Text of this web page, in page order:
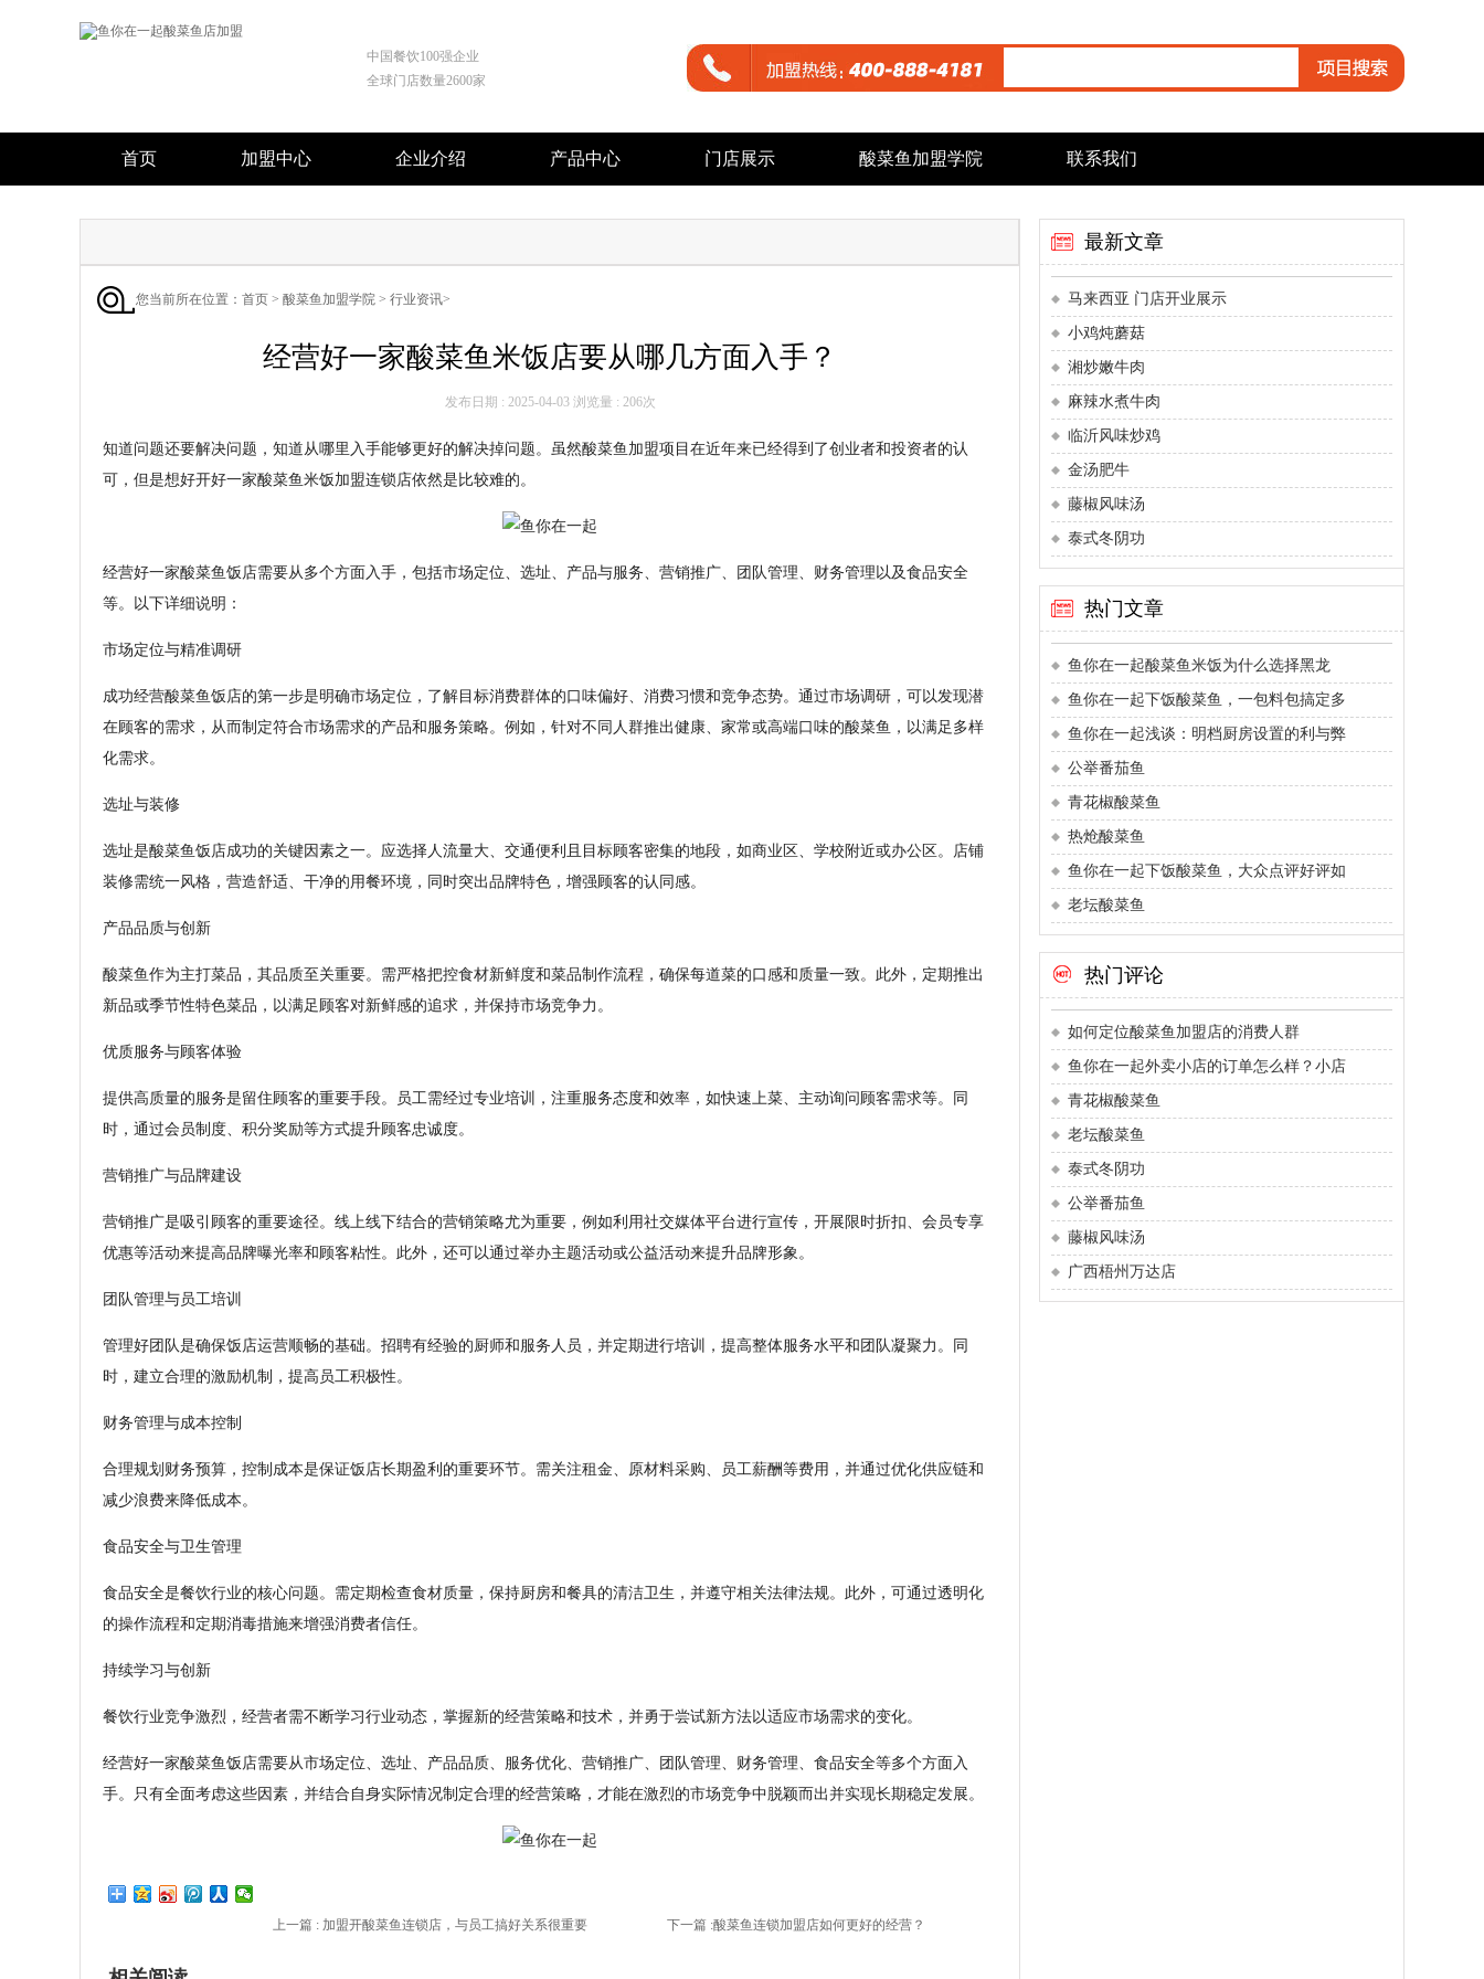
中国餐饮100强企业
全球门店数量2600家
首页 加盟中心 企业介绍 产品中心 门店展示 酸菜鱼加盟学院 联系我们
您当前所在位置： 首页 > 酸菜鱼加盟学院 > 行业资讯>
经营好一家酸菜鱼米饭店要从哪几方面入手？
发布日期 : 2025-04-03 浏览量 : 206次
知道问题还要解决问题，知道从哪里入手能够更好的解决掉问题。虽然酸菜鱼加盟项目在近年来已经得到了创业者和投资者的认
可，但是想好开好一家酸菜鱼米饭加盟连锁店依然是比较难的。
经营好一家酸菜鱼饭店需要从多个方面入手，包括市场定位、选址、产品与服务、营销推广、团队管理、财务管理以及食品安全
等。以下详细说明：
市场定位与精准调研
成功经营酸菜鱼饭店的第一步是明确市场定位，了解目标消费群体的口味偏好、消费习惯和竞争态势。通过市场调研，可以发现潜
在顾客的需求，从而制定符合市场需求的产品和服务策略。例如，针对不同人群推出健康、家常或高端口味的酸菜鱼，以满足多样
化需求。
选址与装修
选址是酸菜鱼饭店成功的关键因素之一。应选择人流量大、交通便利且目标顾客密集的地段，如商业区、学校附近或办公区。店铺
装修需统一风格，营造舒适、干净的用餐环境，同时突出品牌特色，增强顾客的认同感。
产品品质与创新
酸菜鱼作为主打菜品，其品质至关重要。需严格把控食材新鲜度和菜品制作流程，确保每道菜的口感和质量一致。此外，定期推出
新品或季节性特色菜品，以满足顾客对新鲜感的追求，并保持市场竞争力。
优质服务与顾客体验
提供高质量的服务是留住顾客的重要手段。员工需经过专业培训，注重服务态度和效率，如快速上菜、主动询问顾客需求等。同
时，通过会员制度、积分奖励等方式提升顾客忠诚度。
营销推广与品牌建设
营销推广是吸引顾客的重要途径。线上线下结合的营销策略尤为重要，例如利用社交媒体平台进行宣传，开展限时折扣、会员专享
优惠等活动来提高品牌曝光率和顾客粘性。此外，还可以通过举办主题活动或公益活动来提升品牌形象。
团队管理与员工培训
管理好团队是确保饭店运营顺畅的基础。招聘有经验的厨师和服务人员，并定期进行培训，提高整体服务水平和团队凝聚力。同
时，建立合理的激励机制，提高员工积极性。
财务管理与成本控制
合理规划财务预算，控制成本是保证饭店长期盈利的重要环节。需关注租金、原材料采购、员工薪酬等费用，并通过优化供应链和
减少浪费来降低成本。
食品安全与卫生管理
食品安全是餐饮行业的核心问题。需定期检查食材质量，保持厨房和餐具的清洁卫生，并遵守相关法律法规。此外，可通过透明化
的操作流程和定期消毒措施来增强消费者信任。
持续学习与创新
餐饮行业竞争激烈，经营者需不断学习行业动态，掌握新的经营策略和技术，并勇于尝试新方法以适应市场需求的变化。
经营好一家酸菜鱼饭店需要从市场定位、选址、产品品质、服务优化、营销推广、团队管理、财务管理、食品安全等多个方面入
手。只有全面考虑这些因素，并结合自身实际情况制定合理的经营策略，才能在激烈的市场竞争中脱颖而出并实现长期稳定发展。
上一篇 : 加盟开酸菜鱼连锁店，与员工搞好关系很重要 下一篇 :酸菜鱼连锁加盟店如何更好的经营？
最新文章
马来西亚 门店开业展示
小鸡炖蘑菇
湘炒嫩牛肉
麻辣水煮牛肉
临沂风味炒鸡
金汤肥牛
藤椒风味汤
泰式冬阴功
热门文章
鱼你在一起酸菜鱼米饭为什么选择黑龙
鱼你在一起下饭酸菜鱼，一包料包搞定多
鱼你在一起浅谈：明档厨房设置的利与弊
公举番茄鱼
青花椒酸菜鱼
热炝酸菜鱼
鱼你在一起下饭酸菜鱼，大众点评好评如
老坛酸菜鱼
热门评论
如何定位酸菜鱼加盟店的消费人群
鱼你在一起外卖小店的订单怎么样？小店
青花椒酸菜鱼
老坛酸菜鱼
泰式冬阴功
公举番茄鱼
藤椒风味汤
广西梧州万达店